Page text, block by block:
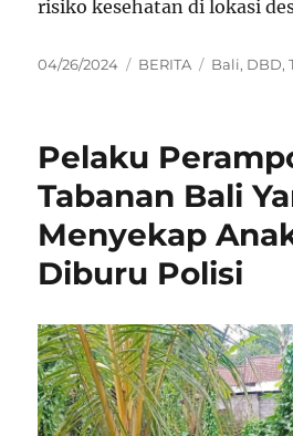
risiko kesehatan di lokasi
Posted
04/26/2024 Categories
BERITA Tags
Bali, DBD,
Pelaku
Tabanan Bali
Menyekap
Diburu Polisi